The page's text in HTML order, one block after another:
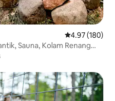
Penarafan
4.97 (180)
Sauna, Kolam Renang